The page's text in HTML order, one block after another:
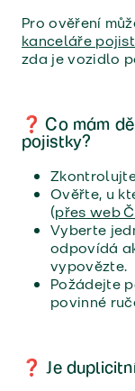
Pro ověření
kanceláře
zda je vozidlo
❓ Co mám
pojistky?
Ověřte, u
(přes web
Vyberte
odpovídá
vypovězte.
Požádejte
povinné
❓ Je